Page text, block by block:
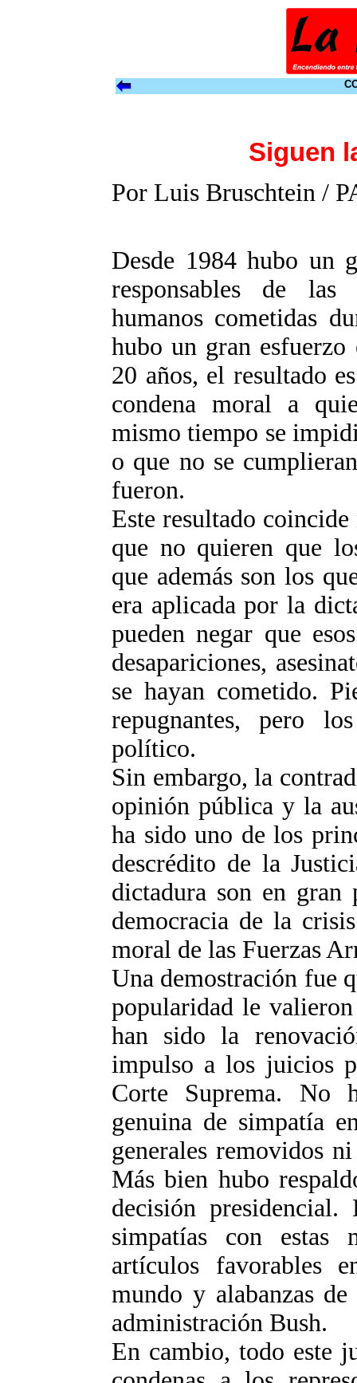
Siguen
Por Luis Bruschtein /
Desde 1984 hubo un
responsables de
humanos cometidas
hubo un gran
20 años, el resultado
condena moral a
mismo tiempo se
o que no se
fueron.
Este resultado
que no quieren que
que además son los
era aplicada por la
pueden negar que
desapariciones,
se hayan cometido.
repugnantes, pero
político.
Sin embargo, la
opinión pública y la
ha sido uno de los
descrédito de la
dictadura son en gran
democracia de la
moral de las Fuerzas
Una demostración fue
popularidad le
han sido la
impulso a los juicios
Corte Suprema. No
genuina de simpatía
generales removidos
Más bien hubo
decisión
simpatías con estas
artículos favorables
mundo y alabanzas
administración Bush.
En cambio, todo este